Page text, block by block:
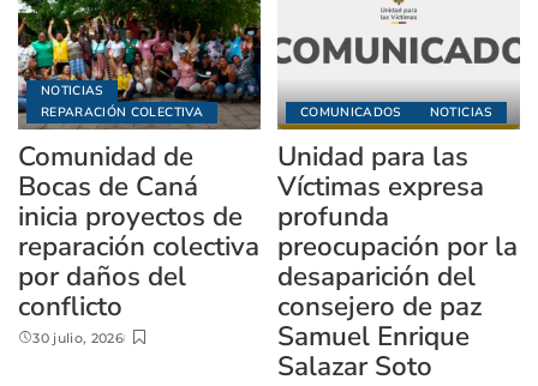
NOTICIAS
REPARACIÓN COLECTIVA
Comunidad de
Bocas de Caná
inicia proyectos de
reparación colectiva
por daños del
conflicto
30 julio, 2026
COMUNICADOS NOTICIAS
Unidad para las
Víctimas expresa
profunda
preocupación por la
desaparición del
consejero de paz
Samuel Enrique
Salazar Soto